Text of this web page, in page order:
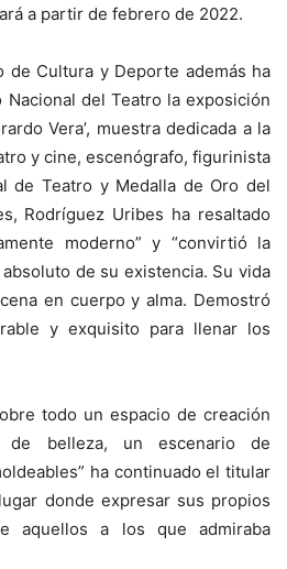
a partir de febrero de 2022.
de Cultura y Deporte además ha
del Teatro la exposición
Vera’, muestra dedicada a la
y cine, escenógrafo, figurinista
de Teatro y Medalla de Oro del
Rodríguez Uribes ha resaltado
moderno” y “convirtió la
de su existencia. Su vida
en cuerpo y alma. Demostró
y exquisito para llenar los
todo un espacio de creación
de belleza, un escenario de
ha continuado el titular
donde expresar sus propios
aquellos a los que admiraba